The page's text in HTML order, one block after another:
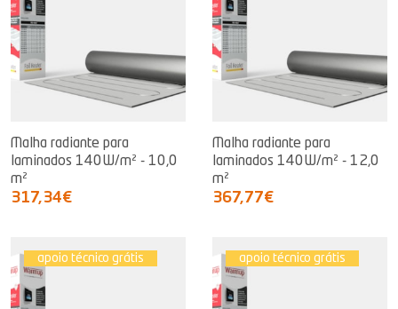
Malha radiante para
laminados 140W/m² - 10,0
m²
317,34€
Malha radiante para
laminados 140W/m² - 12,0
m²
367,77€
apoio técnico grátis apoio técnico grátis